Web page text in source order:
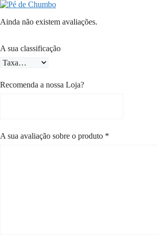
Ainda não existem avaliações.
A sua classificação
Recomenda a nossa Loja?
A sua avaliação sobre o produto *